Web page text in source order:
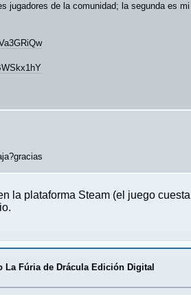
jugadores de la comunidad; la segunda es
la plataforma Steam (el juego
La Fúria de Drácula Edición Digital